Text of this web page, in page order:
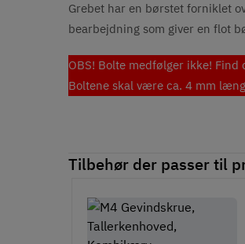
Grebet har en børstet forniklet
bearbejdning som giver en flot
OBS! Bolte medfølger ikke!
Boltene skal være ca. 4 mm
Tilbehør der passer til